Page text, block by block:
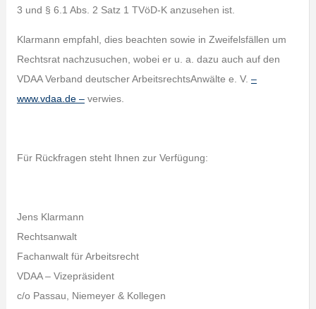
3 und § 6.1 Abs. 2 Satz 1 TVöD-K anzusehen ist.
Klarmann empfahl, dies beachten sowie in Zweifelsfällen um
Rechtsrat nachzusuchen, wobei er u. a. dazu auch auf den
VDAA Verband deutscher ArbeitsrechtsAnwälte e. V. –
www.vdaa.de –verwies.
Für Rückfragen steht Ihnen zur Verfügung:
Jens Klarmann
Rechtsanwalt
Fachanwalt für Arbeitsrecht
VDAA – Vizepräsident
c/o Passau, Niemeyer & Kollegen